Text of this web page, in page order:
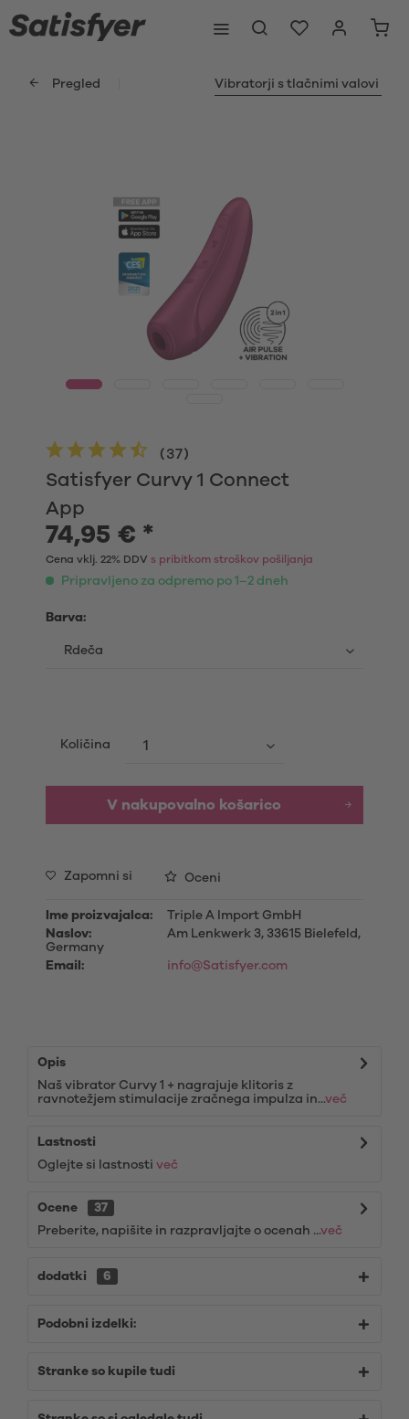
Pregled Vibratorji s tlačnimi valovi
Satisfyer Curvy 1 Connect
App
(37)
74,95 € *
Cena vklj. 22% DDV s pribitkom stroškov pošiljanja
Pripravljeno za odpremo po 1–2 dneh
Barva:
Količina
V nakupovalno košarico
Zapomni si Oceni
Ime proizvajalca:
Triple A Import GmbH
Naslov:
Am Lenkwerk 3, 33615 Bielefeld,
Germany
Email:
info@Satisfyer.com
Opis
Naš vibrator Curvy 1 + nagrajuje klitoris z
ravnotežjem stimulacije zračnega impulza in...več
Lastnosti
Oglejte si lastnosti več
Ocene
37
Preberite, napišite in razpravljajte o ocenah ...več
dodatki 6
Podobni izdelki:
Stranke so kupile tudi